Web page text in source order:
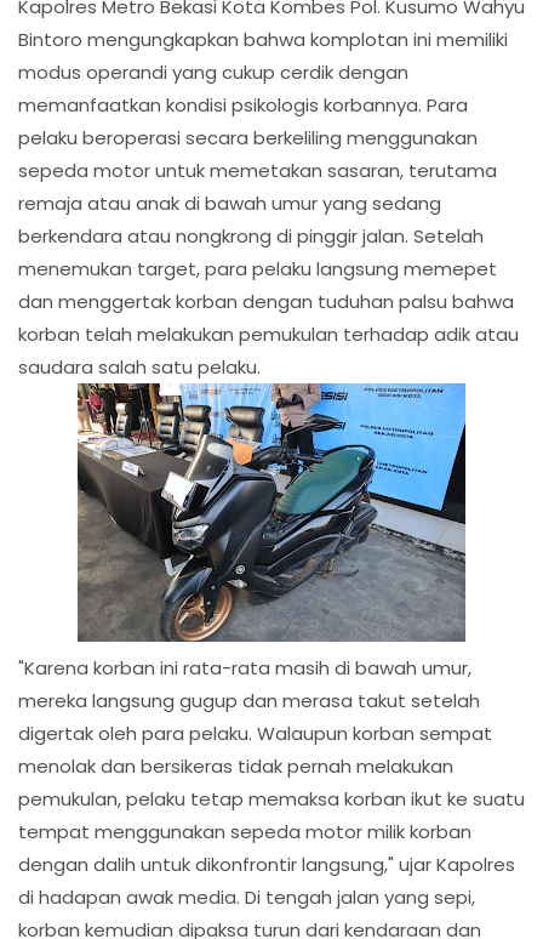
Kapolres Metro Bekasi Kota Kombes Pol. Kusumo Wahyu
Bintoro mengungkapkan bahwa komplotan ini memiliki
modus operandi yang cukup cerdik dengan
memanfaatkan kondisi psikologis korbannya. Para
pelaku beroperasi secara berkeliling menggunakan
sepeda motor untuk memetakan sasaran, terutama
remaja atau anak di bawah umur yang sedang
berkendara atau nongkrong di pinggir jalan. Setelah
menemukan target, para pelaku langsung memepet
dan menggertak korban dengan tuduhan palsu bahwa
korban telah melakukan pemukulan terhadap adik atau
saudara salah satu pelaku.
"Karena korban ini rata-rata masih di bawah umur,
mereka langsung gugup dan merasa takut setelah
digertak oleh para pelaku. Walaupun korban sempat
menolak dan bersikeras tidak pernah melakukan
pemukulan, pelaku tetap memaksa korban ikut ke suatu
tempat menggunakan sepeda motor milik korban
dengan dalih untuk dikonfrontir langsung," ujar Kapolres
di hadapan awak media. Di tengah jalan yang sepi,
korban kemudian dipaksa turun dari kendaraan dan